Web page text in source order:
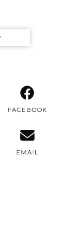
FACEBOOK
EMAIL